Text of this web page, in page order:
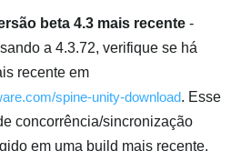
beta 4.3 mais recente -
a 4.3.72, verifique se há
recente em
spine-unity-download. Esse
concorrência/sincronização
em uma build mais recente.